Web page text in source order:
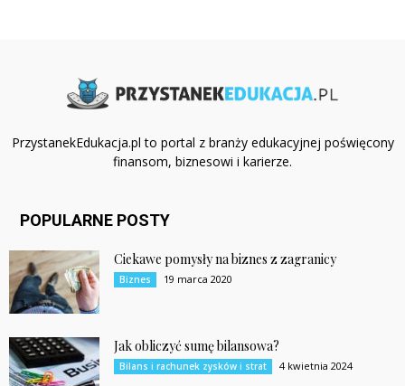
PrzystanekEdukacja.pl to portal z branży edukacyjnej poświęcony
finansom, biznesowi i karierze.
POPULARNE POSTY
Ciekawe pomysły na biznes z zagranicy
Biznes 19 marca 2020
Jak obliczyć sumę bilansowa?
Bilans i rachunek zysków i strat 4 kwietnia 2024